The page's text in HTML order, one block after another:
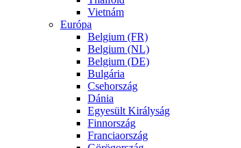
Vietnám
Európa
Belgium (FR)
Belgium (NL)
Belgium (DE)
Bulgária
Csehország
Dánia
Egyesült Királyság
Finnország
Franciaország